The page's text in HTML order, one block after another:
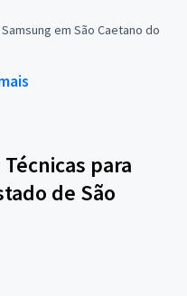
em São Caetano do
para
de São